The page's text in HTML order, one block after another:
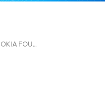
Émetteur-Récepteur Compatible NOKIA FOUC 473842A.101 SFP+ 9.8G SR 300m 850nm